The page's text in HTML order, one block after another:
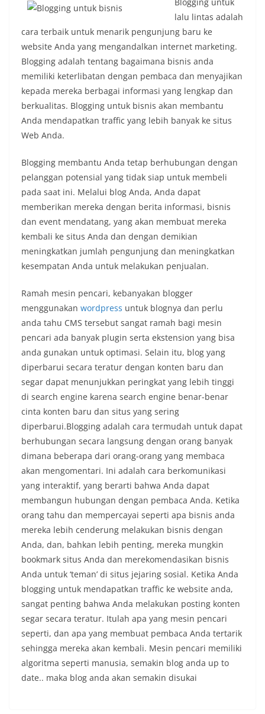
lalu lintas adalah
cara terbaik untuk menarik pengunjung baru ke
website Anda yang mengandalkan internet marketing.
Blogging adalah tentang bagaimana bisnis anda
memiliki keterlibatan dengan pembaca dan menyajikan
kepada mereka berbagai informasi yang lengkap dan
berkualitas. Blogging untuk bisnis akan membantu
Anda mendapatkan traffic yang lebih banyak ke situs
Web Anda.
Blogging membantu Anda tetap berhubungan dengan
pelanggan potensial yang tidak siap untuk membeli
pada saat ini. Melalui blog Anda, Anda dapat
memberikan mereka dengan berita informasi, bisnis
dan event mendatang, yang akan membuat mereka
kembali ke situs Anda dan dengan demikian
meningkatkan jumlah pengunjung dan meningkatkan
kesempatan Anda untuk melakukan penjualan.
Ramah mesin pencari, kebanyakan blogger
menggunakan wordpress untuk blognya dan perlu
anda tahu CMS tersebut sangat ramah bagi mesin
pencari ada banyak plugin serta ekstension yang bisa
anda gunakan untuk optimasi. Selain itu, blog yang
diperbarui secara teratur dengan konten baru dan
segar dapat menunjukkan peringkat yang lebih tinggi
di search engine karena search engine benar-benar
cinta konten baru dan situs yang sering
diperbarui.Blogging adalah cara termudah untuk dapat
berhubungan secara langsung dengan orang banyak
dimana beberapa dari orang-orang yang membaca
akan mengomentari. Ini adalah cara berkomunikasi
yang interaktif, yang berarti bahwa Anda dapat
membangun hubungan dengan pembaca Anda. Ketika
orang tahu dan mempercayai seperti apa bisnis anda
mereka lebih cenderung melakukan bisnis dengan
Anda, dan, bahkan lebih penting, mereka mungkin
bookmark situs Anda dan merekomendasikan bisnis
Anda untuk ‘teman’ di situs jejaring sosial. Ketika Anda
blogging untuk mendapatkan traffic ke website anda,
sangat penting bahwa Anda melakukan posting konten
segar secara teratur. Itulah apa yang mesin pencari
seperti, dan apa yang membuat pembaca Anda tertarik
sehingga mereka akan kembali. Mesin pencari memiliki
algoritma seperti manusia, semakin blog anda up to
date.. maka blog anda akan semakin disukai